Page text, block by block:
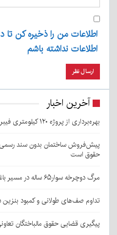
اطلاعات من را ذخیره کن تا
اطلاعات نداشته باشم
آخرین اخبار
بهره‌برداری از پروژه ۱۲۰ کیلومتری فیبرنوری روستایی در قلعه‌گنج
پیش‌فروش ساختمان بدون سند رسمی
حقوق است
مرگ دوچرخه سوار۶۵ ساله در مسیر باغین
تداوم صف‌های طولانی و کمبود بنزین
پیگیری قضایی حقوق مالباختگان